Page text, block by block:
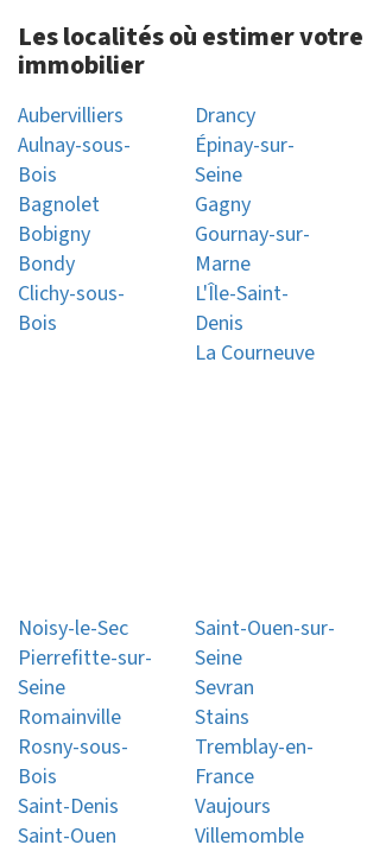
Les localités où estimer
immobilier
Aubervilliers
Aulnay-sous-
Bois
Bagnolet
Bobigny
Bondy
Clichy-sous-
Bois
Drancy
Épinay-sur-
Seine
Gagny
Gournay-sur-
Marne
L'Île-Saint-
Denis
La Courneuve
Noisy-le-Sec
Pierrefitte-sur-
Seine
Romainville
Rosny-sous-
Bois
Saint-Denis
Saint-Ouen
Saint-Ouen-sur-
Seine
Sevran
Stains
Tremblay-en-
France
Vaujours
Villemomble